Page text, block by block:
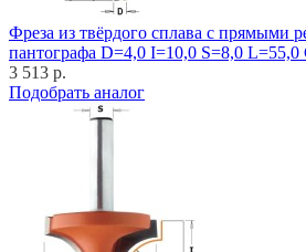
Фреза из твёрдого сплава с прямыми
пантографа D=4,0 I=10,0 S=8,0 L=55,0
3 513 р.
Подобрать аналог